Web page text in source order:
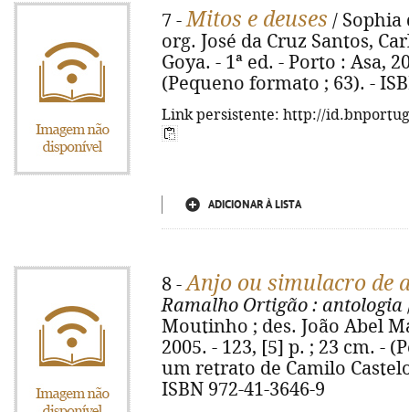
7 -Mitos e deuses / Sophia
org. José da Cruz Santos,
Goya. - 1ª ed. - Porto : Asa,
(Pequeno formato ; 63). -
Link persistente: http://
ADICIONAR À LISTA
8 -Anjo ou simulacro de
Ramalho Ortigão : antologia
Moutinho ; des. João Abel
2005. - 123, [5] p. ; 23 cm. -
um retrato de Camilo
ISBN 972-41-3646-9